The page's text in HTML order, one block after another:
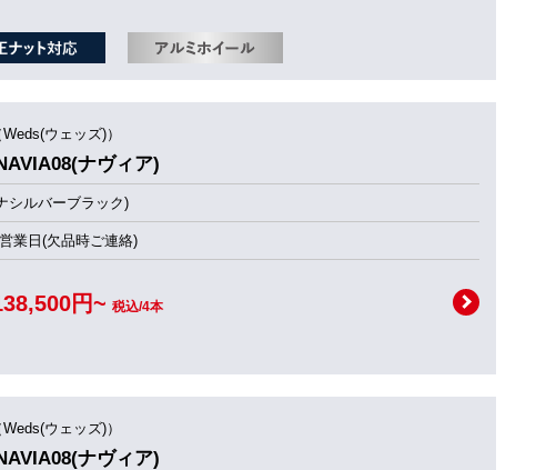
Weds(ウェッズ)）
ナヴィア)
シルバーブラック)
業日(欠品時ご連絡)
円~ 税込/4本
Weds(ウェッズ)）
ナヴィア)